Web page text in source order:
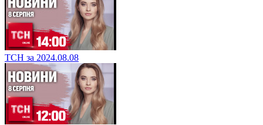
ТСН за 2024.08.08